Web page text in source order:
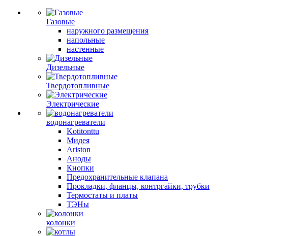
Газовые
наружного размещения
напольные
настенные
Дизельные
Твердотопливные
Электрические
водонагреватели
Kotitonttu
Мидея
Ariston
Аноды
Кнопки
Предохранительные клапана
Прокладки, фланцы, контргайки, трубки
Термостаты и платы
ТЭНы
колонки